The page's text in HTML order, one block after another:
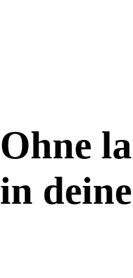
Ohne
in